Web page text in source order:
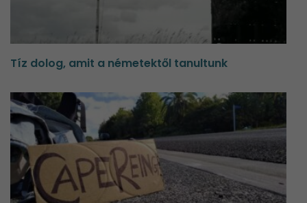
Tíz dolog, amit a németektől tanultunk